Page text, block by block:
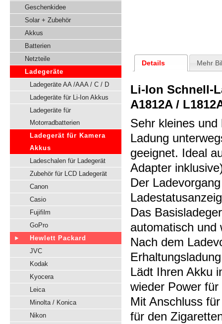
Geschenkidee
Solar + Zubehör
Akkus
Batterien
Netzteile
Ladegeräte
Ladegeräte AA /AAA / C / D
Ladegeräte für Li-Ion Akkus
Ladegeräte für
Motorradbatterien
Ladegerät für Kamera
Akkus
Ladeschalen für Ladegerät
Zubehör für LCD Ladegerät
Canon
Casio
Fujifilm
GoPro
Hewlett Packard
JVC
Kodak
Kyocera
Leica
Minolta / Konica
Nikon
Details Mehr
Li-Ion Schnell-
A1812A /
Sehr kleines
Ladung
geeignet. Ideal
Adapter
Der
Das
automatisch und
Nach dem
Lädt Ihren Akku
wieder Power
Mit Anschluss
für den